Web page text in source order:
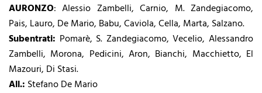
AURONZO: Alessio Zambelli, Carnio, M. Zandegiacomo,
Pais, Lauro, De Mario, Babu, Caviola, Cella, Marta, Salzano.
Subentrati: Pomarè, S. Zandegiacomo, Vecelio, Alessandro
Zambelli, Morona, Pedicini, Aron, Bianchi, Macchietto, El
Mazouri, Di Stasi.
All.: Stefano De Mario